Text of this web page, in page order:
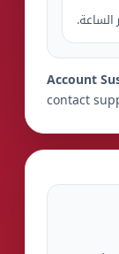
الساعة.
Account
contact